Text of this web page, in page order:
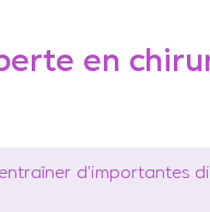
en
d’importantes